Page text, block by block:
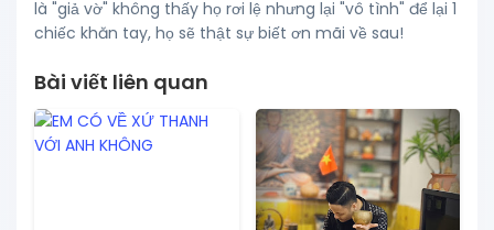
là "giả vờ" không thấy họ rơi lệ nhưng lại "vô tình" để lại 1
chiếc khăn tay, họ sẽ thật sự biết ơn mãi về sau!
Bài viết liên quan